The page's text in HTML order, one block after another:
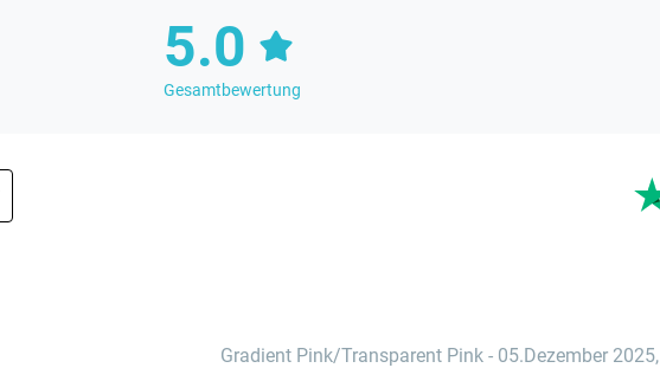
5.0
Gesamtbewertung
Gradient Pink/Transparent Pink - 05.Dezember 2025,